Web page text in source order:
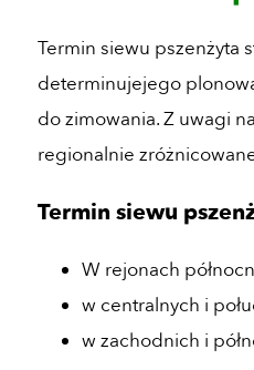
Termin siewu pszenżyta
determinujejego
do zimowania. Z uwagi
regionalnie
Termin siewu
W rejonach
w centralnych i
w zachodnich i